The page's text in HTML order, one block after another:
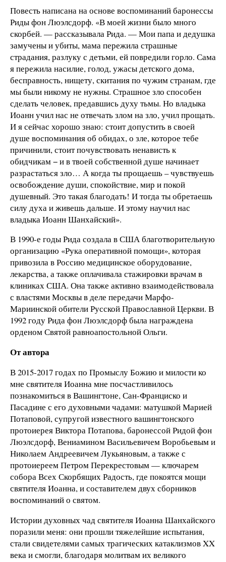
Повесть написана на основе воспоминаний баронессы
Риды фон Люэлсдорф. «В моей жизни было много
скорбей. — рассказывала Рида. — Мои папа и дедушка
замучены и убиты, мама пережила страшные
страдания, разлуку с детьми, ей повредили горло. Сама
я пережила насилие, голод, ужасы детского дома,
бесправность, нищету, скитания по чужим странам, где
мы были никому не нужны. Страшное зло способен
сделать человек, предавшись духу тьмы. Но владыка
Иоанн учил нас не отвечать злом на зло, учил прощать.
И я сейчас хорошо знаю: стоит допустить в своей
душе воспоминания об обидах, о зле, которое тебе
причинили, стоит почувствовать ненависть к
обидчикам − и в твоей собственной душе начинает
разрастаться зло… А когда ты прощаешь – чувствуешь
освобождение души, спокойствие, мир и покой
душевный. Это такая благодать! И тогда ты обретаешь
силу духа и живешь дальше. И этому научил нас
владыка Иоанн Шанхайский».
В 1990-е годы Рида создала в США благотворительную
организацию «Рука оперативной помощи», которая
привозила в Россию медицинское оборудование,
лекарства, а также оплачивала стажировки врачам в
клиниках США. Она также активно взаимодействовала
с властями Москвы в деле передачи Марфо-
Мариинской обители Русской Православной Церкви. В
1992 году Рида фон Люэлсдорф была награждена
орденом Святой равноапостольной Ольги.
От автора
В 2015-2017 годах по Промыслу Божию и милости ко
мне святителя Иоанна мне посчастливилось
познакомиться в Вашингтоне, Сан-Франциско и
Пасадине с его духовными чадами: матушкой Марией
Потаповой, супругой известного вашингтонского
протоиерея Виктора Потапова, баронессой Ридой фон
Люэлсдорф, Вениамином Васильевичем Воробьевым и
Николаем Андреевичем Лукьяновым, а также с
протоиереем Петром Перекрестовым — ключарем
собора Всех Скорбящих Радость, где покоятся мощи
святителя Иоанна, и составителем двух сборников
воспоминаний о святом.
Истории духовных чад святителя Иоанна Шанхайского
поразили меня: они прошли тяжелейшие испытания,
стали свидетелями самых трагических катаклизмов XX
века и смогли, благодаря молитвам их великого